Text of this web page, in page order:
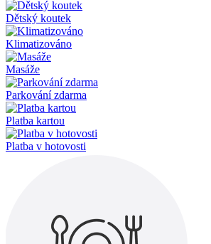
Dětský koutek
Klimatizováno
Masáže
Parkování zdarma
Platba kartou
Platba v hotovosti